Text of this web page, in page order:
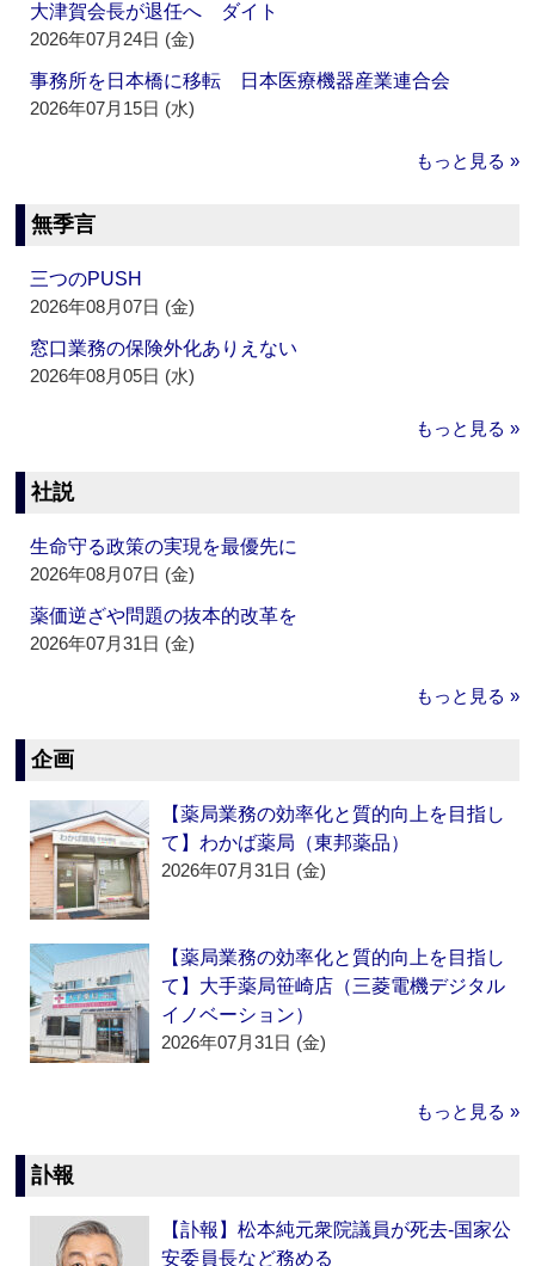
大津賀会長が退任へ ダイト
2026年07月24日 (金)
事務所を日本橋に移転 日本医療機器産業連合会
2026年07月15日 (水)
もっと見る »
無季言
三つのPUSH
2026年08月07日 (金)
窓口業務の保険外化ありえない
2026年08月05日 (水)
もっと見る »
社説
生命守る政策の実現を最優先に
2026年08月07日 (金)
薬価逆ざや問題の抜本的改革を
2026年07月31日 (金)
もっと見る »
企画
【薬局業務の効率化と質的向上を目指し
て】わかば薬局（東邦薬品）
2026年07月31日 (金)
【薬局業務の効率化と質的向上を目指し
て】大手薬局笹崎店（三菱電機デジタル
イノベーション）
2026年07月31日 (金)
もっと見る »
訃報
【訃報】松本純元衆院議員が死去‐国家公
安委員長など務める